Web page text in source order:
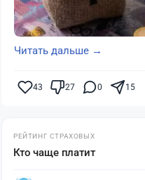
Читать дальше →
43 27 0 15
РЕЙТИНГ СТРАХОВЫХ
Кто чаще платит